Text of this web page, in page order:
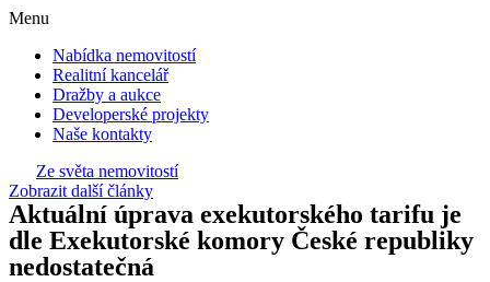
Menu
Nabídka nemovitostí
Realitní kancelář
Dražby a aukce
Developerské projekty
Naše kontakty
Ze světa nemovitostí
Zobrazit další články
Aktuální úprava exekutorského tarifu je
dle Exekutorské komory České republiky
nedostatečná